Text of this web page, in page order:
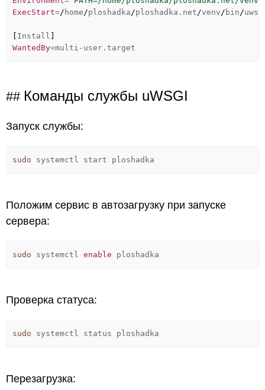
ExecStart=/ home/ploshadka/ploshadka.net/venv/ bin/
Install
WantedBy=multi-user.target
Команды службы uWSGI
Запуск службы:
sudo systemctl start ploshadka
Положим сервис в автозагрузку при запуске
сервера:
sudo systemctl enable ploshadka
Проверка статуса:
sudo systemctl status ploshadka
Перезагрузка: